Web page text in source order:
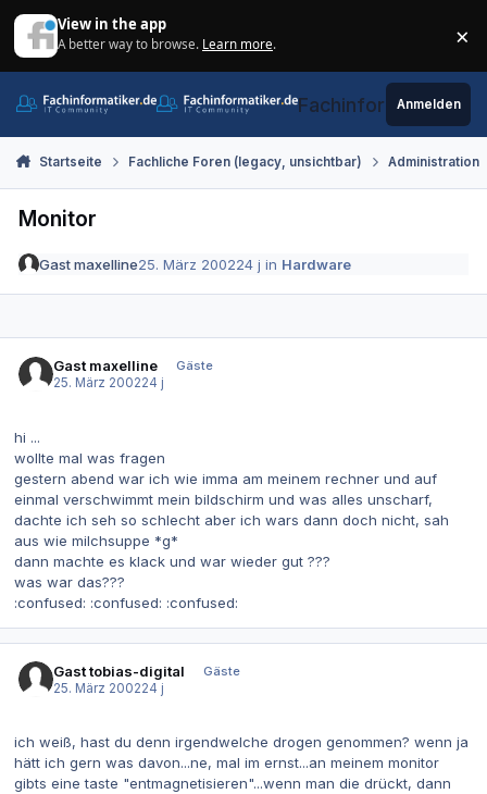
View in the app
A better way to browse. Learn more. ×
Fachinformatiker.de
Anmelden
Startseite Fachliche Foren (legacy, unsichtbar) Administration
Monitor
Gast maxelline25. März 200224 j in Hardware
Gast maxelline
Gäste
25. März 200224 j
hi ...
wollte mal was fragen
gestern abend war ich wie imma am meinem rechner und auf
einmal verschwimmt mein bildschirm und was alles unscharf,
dachte ich seh so schlecht aber ich wars dann doch nicht, sah
aus wie milchsuppe *g*
dann machte es klack und war wieder gut ???
was war das???
:confused: :confused: :confused:
Gast tobias-digital
Gäste
25. März 200224 j
ich weiß, hast du denn irgendwelche drogen genommen? wenn ja
hätt ich gern was davon...ne, mal im ernst...an meinem monitor
gibts eine taste "entmagnetisieren"...wenn man die drückt, dann